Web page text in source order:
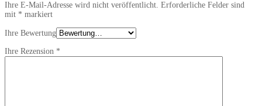
Ihre E-Mail-Adresse wird nicht veröffentlicht. Erforderliche Felder sind
mit * markiert
Ihre Bewertung
Ihre Rezension *